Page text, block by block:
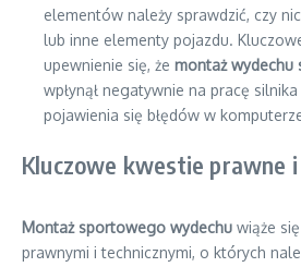
elementów należy sprawdzić, czy
lub inne elementy pojazdu.
upewnienie się, że montaż
wpłynął negatywnie na pracę
pojawienia się błędów w
Kluczowe kwestie prawne
Montaż sportowego wydechu wiąże
prawnymi i technicznymi, o których